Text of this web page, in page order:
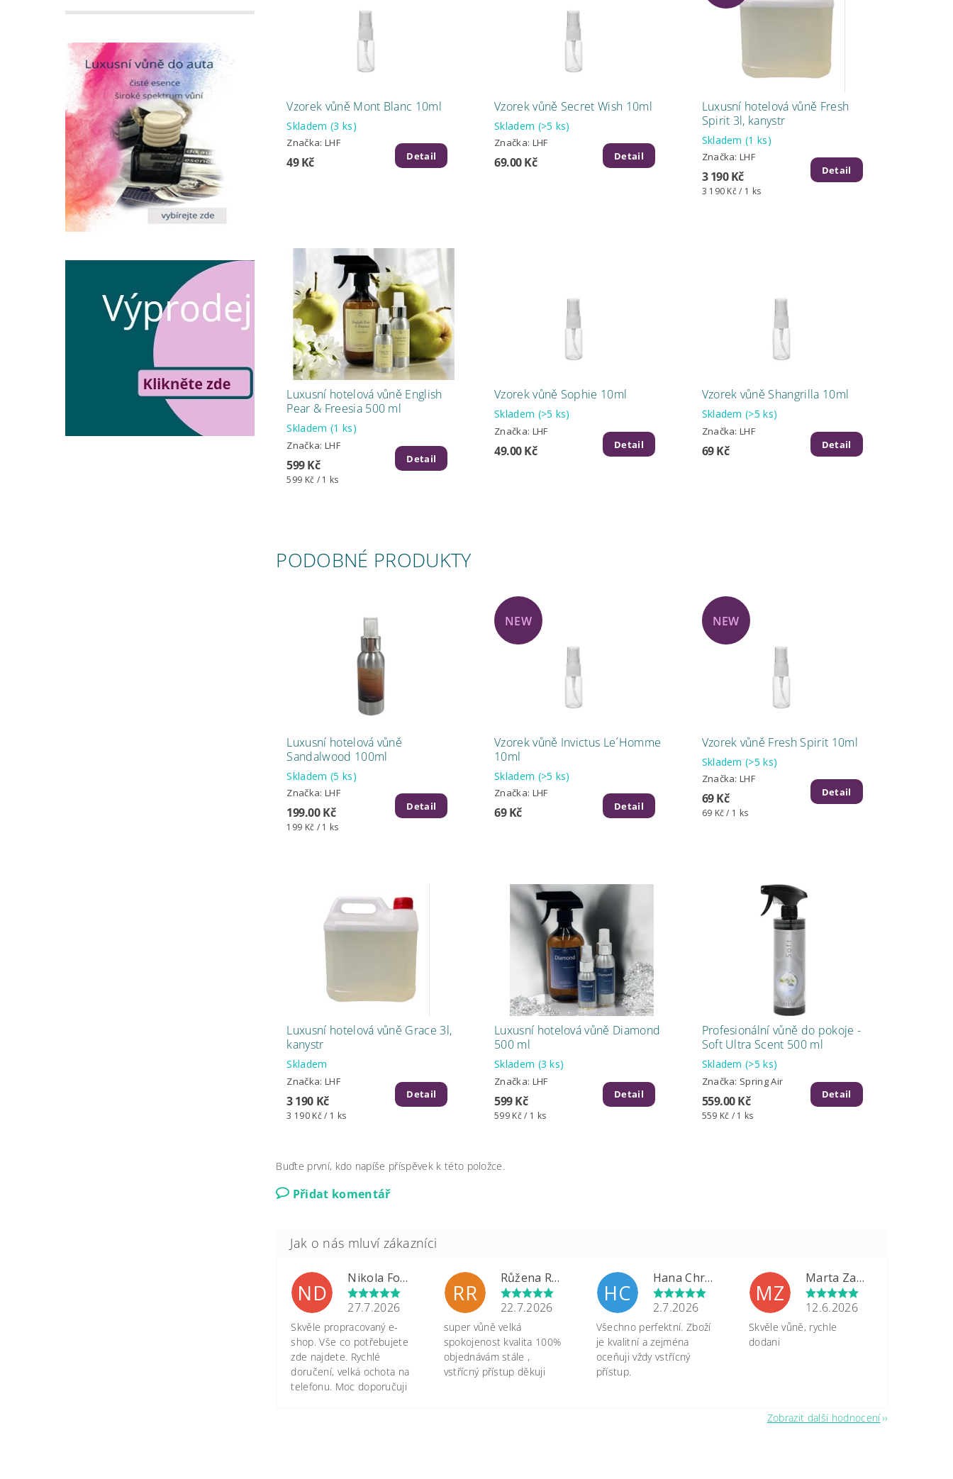
Vzorek vůně Mont Blanc 10ml
Skladem (3 ks)
Značka: LHF
49 Kč Detail
Vzorek vůně Secret Wish 10ml
Skladem (>5 ks)
Značka: LHF
69.00 Kč Detail
Luxusní hotelová vůně Fresh
Spirit 3l, kanystr
Skladem(1 ks)
Značka:LHF
3 190 Kč
3 190 Kč / 1 ks
Detail
Luxusní hotelová vůně English
Pear & Freesia 500 ml
Skladem (1 ks)
Značka: LHF
599 Kč
599 Kč / 1 ks
Detail
Vzorek vůně Sophie 10ml
Skladem (>5 ks)
Značka: LHF
49.00 Kč Detail
Vzorek vůně Shangrilla 10ml
Skladem(>5 ks)
Značka:LHF
69 Kč Detail
PODOBNÉ PRODUKTY
Luxusní hotelová vůně
Sandalwood 100ml
Skladem (5 ks)
Značka: LHF
199.00 Kč
199 Kč / 1 ks
Detail
NEW
Vzorek vůně Invictus Le´Homme
10ml
Skladem (>5 ks)
Značka: LHF
69 Kč Detail
NEW
Vzorek vůně Fresh Spirit 10ml
Skladem(>5 ks)
Značka:LHF
69 Kč
69 Kč / 1 ks
Detail
Luxusní hotelová vůně Grace 3l,
kanystr
Skladem
Značka: LHF
3 190 Kč
3 190 Kč / 1 ks
Detail
Luxusní hotelová vůně Diamond
500 ml
Skladem (3 ks)
Značka: LHF
599 Kč
599 Kč / 1 ks
Detail
Profesionální vůně do pokoje -
Soft Ultra Scent 500 ml
Skladem(>5 ks)
Značka: Spring Air
559.00 Kč
559 Kč / 1 ks
Detail
Buďte první, kdo napíše příspěvek k této položce.
Přidat komentář
ND
Nikola Formánková Dvořáková
27.7.2026
Skvěle propracovaný e-
shop. Vše co potřebujete
zde najdete. Rychlé
doručení, velká ochota na
telefonu. Moc doporučuji
RR
Růžena Rypková
22.7.2026
super vůně velká
spokojenost kvalita 100%
objednávám stále ,
vstřícný přístup děkuji
HC
Hana Chrastinová
2.7.2026
Všechno perfektní. Zboží
je kvalitní a zejména
oceňuji vždy vstřícný
přístup.
MZ
Marta Zapletalová
12.6.2026
Skvěle vůně, rychle
dodani
Zobrazit další hodnocení